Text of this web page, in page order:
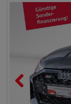
Previous